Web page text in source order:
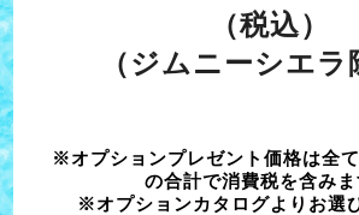
（税込）
（ジムニーシエラ
※オプションプレゼント価格は全
の合計で消費税を含みま
※オプションカタログよりお選